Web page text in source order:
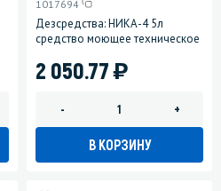
1017694
Дезсредства: НИКА-4 5л
средство моющее техническое
2 050.77)
- +
В КОРЗИНУ